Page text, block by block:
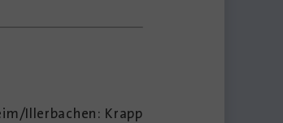
Illerbachen: Krapp